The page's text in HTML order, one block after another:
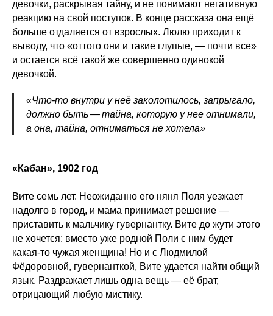
девочки, раскрывая тайну, и не понимают негативную
реакцию на свой поступок. В конце рассказа она ещё
больше отдаляется от взрослых. Люлю приходит к
выводу, что «оттого они и такие глупые, — почти все»
и остается всё такой же совершенно одинокой
девочкой.
«Что-то внутри у неё заколотилось, запрыгало,
должно быть — тайна, которую у нее отнимали,
а она, тайна, отниматься не хотела»
«Кабан», 1902 год
Вите семь лет. Неожиданно его няня Поля уезжает
надолго в город, и мама принимает решение —
приставить к мальчику гувернантку. Вите до жути этого
не хочется: вместо уже родной Поли с ним будет
какая-то чужая женщина! Но и с Людмилой
Фёдоровной, гувернанткой, Вите удается найти общий
язык. Раздражает лишь одна вещь — её брат,
отрицающий любую мистику.